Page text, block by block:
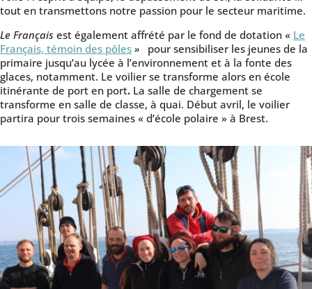
tout en transmettons notre passion pour le secteur maritime.
Le Français est également affrété par le fond de dotation « Le
Français, témoin des pôles »
pour sensibiliser les jeunes de la
primaire jusqu’au lycée à l’environnement et à la fonte des
glaces, notamment. Le voilier se transforme alors en école
itinérante de port en port. La salle de chargement se
transforme en salle de classe, à quai. Début avril, le voilier
partira pour trois semaines « d’école polaire » à Brest.